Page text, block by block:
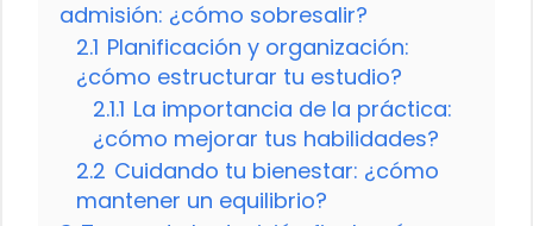
admisión: ¿cómo sobresalir?
2.1 Planificación y organización:
¿cómo estructurar tu estudio?
2.1.1 La importancia de la práctica:
¿cómo mejorar tus habilidades?
2.2 Cuidando tu bienestar: ¿cómo
mantener un equilibrio?